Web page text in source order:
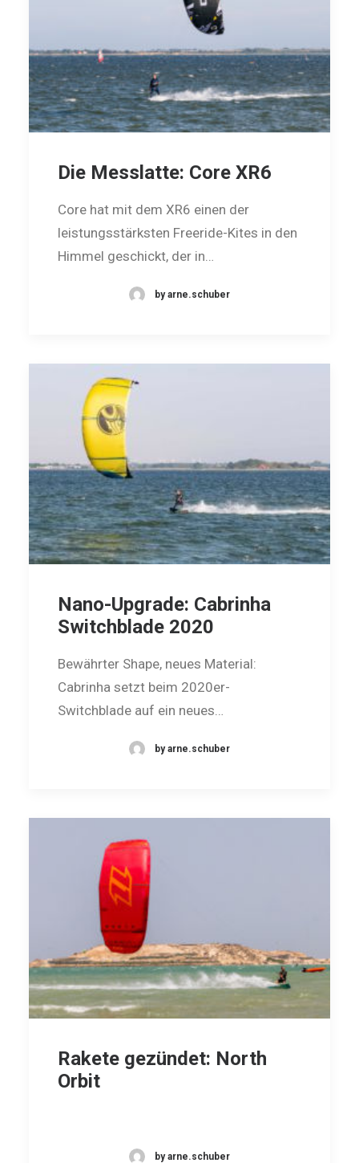
Die Messlatte: Core XR6
Core hat mit dem XR6 einen der
leistungsstärksten Freeride-Kites in den
Himmel geschickt, der in…
by arne.schuber
Nano-Upgrade: Cabrinha
Switchblade 2020
Bewährter Shape, neues Material:
Cabrinha setzt beim 2020er-
Switchblade auf ein neues…
by arne.schuber
Rakete gezündet: North
Orbit
by arne.schuber